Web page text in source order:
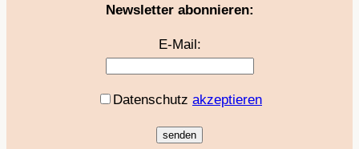
Newsletter abonnieren:
E-Mail:
Datenschutz akzeptieren